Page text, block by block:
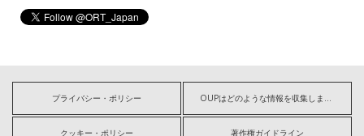
プライバシー・ポリシー
クッキー・ポリシー 著作権ガイドライン